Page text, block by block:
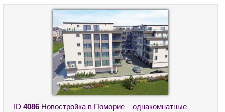
ID 4086 Новостройка в Поморие – однакомнатные